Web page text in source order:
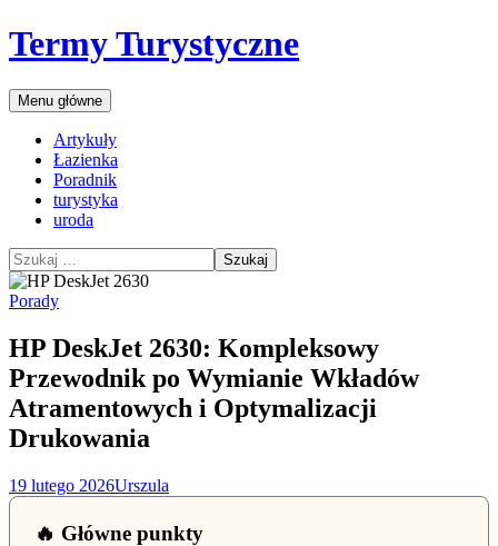
Przejdź
do
Termy Turystyczne
Szukaj
Menu główne
Artykuły
Łazienka
Poradnik
turystyka
uroda
Szukaj:
Porady
HP DeskJet 2630: Kompleksowy
Przewodnik po Wymianie Wkładów
Atramentowych i Optymalizacji
Drukowania
19 lutego 2026Urszula
🔥 Główne punkty